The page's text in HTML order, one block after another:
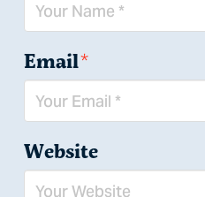
Email*
Website